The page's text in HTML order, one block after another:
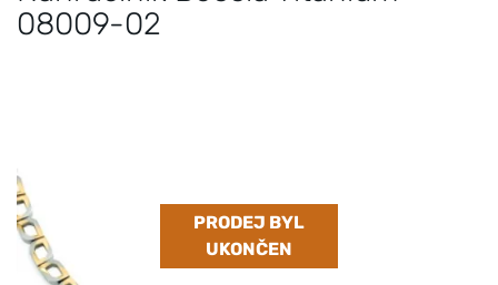
08009-02
PRODEJ BYL
UKONČEN